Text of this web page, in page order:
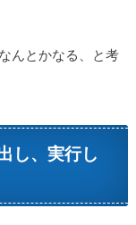
んとかなる、と考
し、実行し